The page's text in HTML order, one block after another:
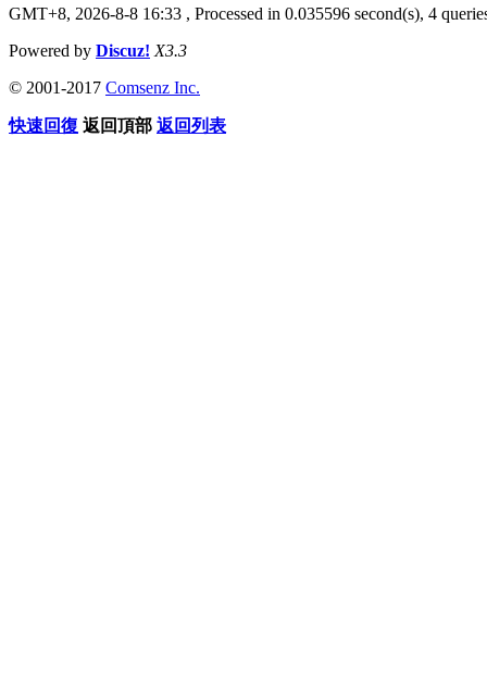
GMT+8, 2026-8-8 16:33 , Processed in 0.035596 second(s), 4
Powered by Discuz! X3.3
© 2001-2017 Comsenz Inc.
快速回復 返回頂部 返回列表